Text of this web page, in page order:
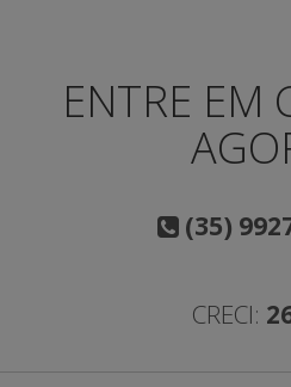
ENTRE EM
(35)
CRECI: